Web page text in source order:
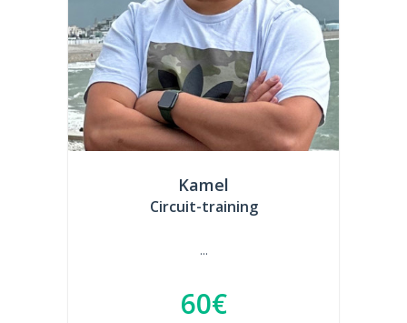
Kamel
Circuit-training
...
60€